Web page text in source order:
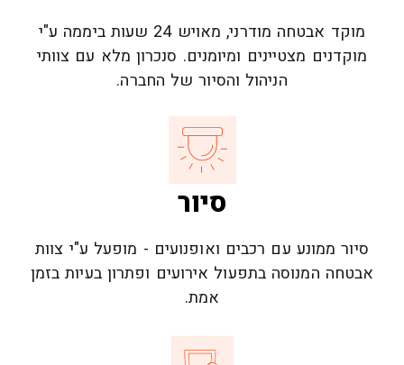
מוקד אבטחה מודרני, מאויש 24 שעות ביממה ע"י
מוקדנים מצטיינים ומיומנים. סנכרון מלא עם צוותי
הניהול והסיור של החברה.
סיור
סיור ממונע עם רכבים ואופנועים - מופעל ע"י צוות
אבטחה המנוסה בתפעול אירועים ופתרון בעיות בזמן
אמת.